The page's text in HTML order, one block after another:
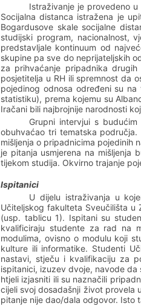
Istraživanje je provedeno
Socijalna distanca istražena je
Bogardusove skale socijalne
studijski program, nacionalnost,
predstavljale kontinuum od
skupine pa sve do neprijateljskih
za prihvaćanje pripadnika
posjetitelja u RH ili spremnost da
pojedinog odnosa određeni su
statistiku), prema kojemu su
Iračani bili najbrojnije narodnosti
Grupni intervjui s
obuhvaćao tri tematska
mišljenja o pripadnicima pojedinih
je pitanja usmjerena na mišljenja
tijekom studija. Okvirno trajanje
Ispitanici
U dijelu istraživanja u
Učiteljskog fakulteta Sveučilišta
(usp. tablicu 1). Ispitani su
kvalificiraju studente za rad na
modulima, ovisno o modulu koji
kulture ili informatike. Studenti
nastavi, stječu i kvalifikaciju za
ispitanici, izuzev dvoje, navode da
htjeli izjasniti ili su naznačili
cijeli svoj dosadašnji život provela
pitanje nije dao/dala odgovor. Isto